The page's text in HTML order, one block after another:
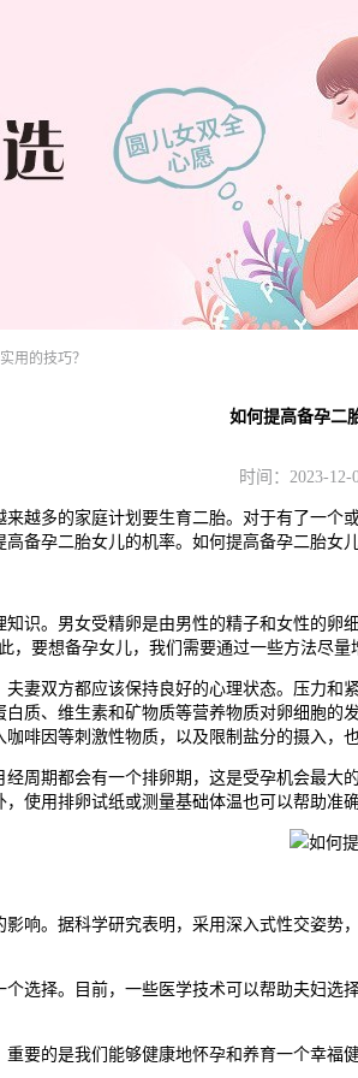
用的技巧？
如何提高备孕二
时间：2023-
多的家庭计划要生育二胎。对于有了一个
备孕二胎女儿的机率。如何提高备孕二胎女
。男女受精卵是由男性的精子和女性的卵
要想备孕女儿，我们需要通过一些方法尽量
双方都应该保持良好的心理状态。压力和
质、维生素和矿物质等营养物质对卵细胞
啡因等刺激性物质，以及限制盐分的摄入，
期都会有一个排卵期，这是受孕机会最大
使用排卵试纸或测量基础体温也可以帮助准确
。据科学研究表明，采用深入式性交姿势
择。目前，一些医学技术可以帮助夫妇选
的是我们能够健康地怀孕和养育一个幸福